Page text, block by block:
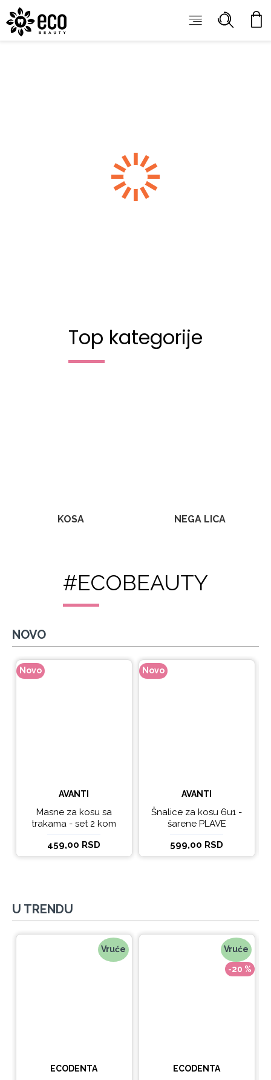
ECOBEAUTY
Top kategorije
KOSA NEGA LICA
#ECOBEAUTY
NOVO
Novo
AVANTI
Masne za kosu sa
trakama - set 2 kom
459,00 RSD
Novo
AVANTI
Šnalice za kosu 6u1 -
šarene PLAVE
599,00 RSD
U TRENDU
Vruće
ECODENTA
Vruće
-20 %
ECODENTA